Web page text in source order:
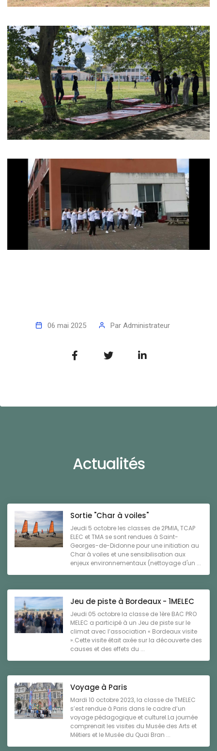
06 mai 2025 Par Administrateur
Actualités
Sortie "Char à voiles"
Jeudi 5 octobre les classes de 2PMIA, TCAP
ELEC et TMA se sont rendues à Saint-
Georges-de-Didonne pour une initiation au
Char à voiles et une sensibilisation aux
enjeux environnementaux (nettoyage d'un ...
Jeu de piste à Bordeaux - 1MELEC
Jeudi 05 octobre la classe de 1ère BAC PRO
MELEC a participé à un Jeu de piste sur le
climat avec l’association « Bordeaux visite
».Cette visite était axée sur la découverte des
causes et des effets du ...
Voyage à Paris
Mardi 10 octobre 2023, la classe de TMELEC
s’est rendue à Paris dans le cadre d’un
voyage pédagogique et culturel.La journée
comprenait les visites du Musée des Arts et
Métiers et le Musée du Quai Bran ...